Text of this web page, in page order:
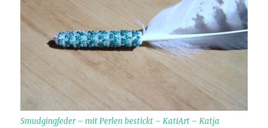
Smudgingfeder – mit Perlen bestickt – KatiArt – Katja